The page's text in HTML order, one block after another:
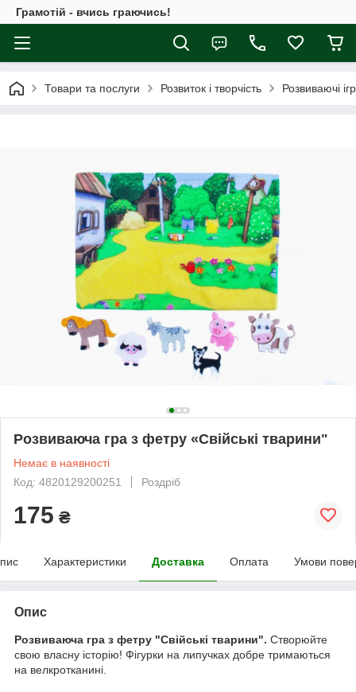
Грамотій - вчись граючись!
Товари та послуги Розвиток і творчість Розвиваючі
Розвиваюча гра з фетру «Свійські тварини"
Немає в наявності
Код: 4820129200251
Роздріб
175 ₴
Характеристики Доставка Оплата Умови
Опис
Розвиваюча гра з фетру "Свійські тварини". Створюйте
свою власну історію! Фігурки на липучках добре тримаються
на велкротканині.